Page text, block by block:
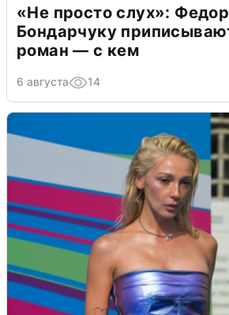
«Не просто слух»:
Бондарчуку
роман — с кем
6 августа 14